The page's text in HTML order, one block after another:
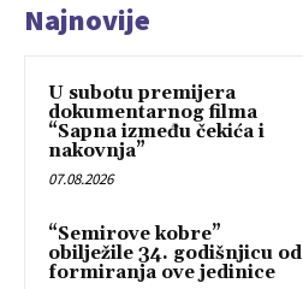
Najnovije
U subotu premijera
dokumentarnog filma
“Sapna između čekića i
nakovnja”
07.08.2026
“Semirove kobre”
obilježile 34. godišnjicu od
formiranja ove jedinice